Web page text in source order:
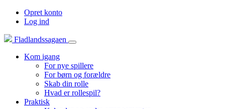
Opret konto
Log ind
Fladlandssagaen
Kom igang
For nye spillere
For børn og forældre
Skab din rolle
Hvad er rollespil?
Praktisk